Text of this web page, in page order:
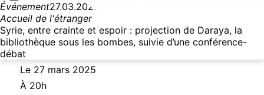
Événement27.03.2025
Accueil de l'étranger
Syrie, entre crainte et espoir : projection de Daraya, la
bibliothèque sous les bombes, suivie d’une conférence-
débat
Le 27 mars 2025
À 20h